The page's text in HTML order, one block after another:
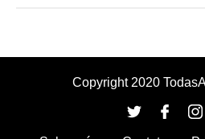
Copyright 2020